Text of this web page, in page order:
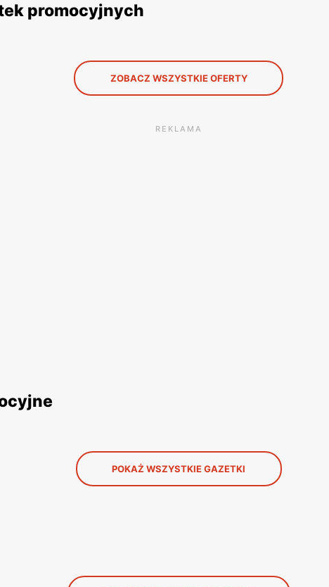
promocyjnych
ZOBACZ WSZYSTKIE OFERTY
REKLAMA
POKAŻ WSZYSTKIE GAZETKI